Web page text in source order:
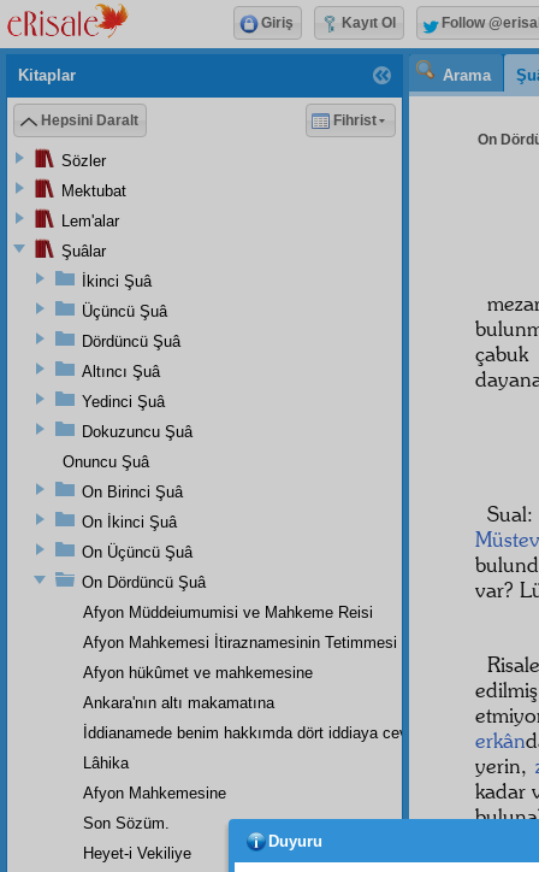
Arama
On
var?
erkân
yerin,
kadar
Kitaplar
Hepsini Daralt Fihrist
Sözler
Mektubat
Lem'alar
Şuâlar
İkinci Şuâ
Üçüncü Şuâ
Dördüncü Şuâ
Altıncı Şuâ
Yedinci Şuâ
Dokuzuncu Şuâ
Onuncu Şuâ
On Birinci Şuâ
On İkinci Şuâ
On Üçüncü Şuâ
On Dördüncü Şuâ
Afyon Müddeiumumisi ve Mahkeme Reisi
Afyon Mahkemesi İtiraznamesinin Tetimmesi
Afyon hükûmet ve mahkemesine
Ankara'nın altı makamatına
İddianamede benim hakkımda dört iddiaya cevap
Lâhika
Afyon Mahkemesine
Son Sözüm.
Heyet-i Vekiliye
Giriş Kayıt Ol Follow
Duyuru